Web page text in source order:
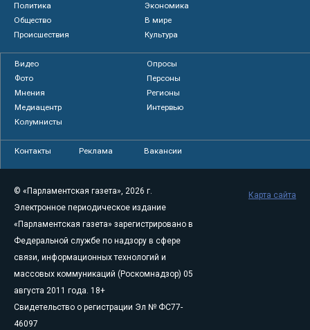
Политика
Экономика
Общество
В мире
Происшествия
Культура
Видео
Опросы
Фото
Персоны
Мнения
Регионы
Медиацентр
Интервью
Колумнисты
Контакты Реклама Вакансии
© «Парламентская газета», 2026 г.
Электронное периодическое издание
«Парламентская газета» зарегистрировано в
Федеральной службе по надзору в сфере
связи, информационных технологий и
массовых коммуникаций (Роскомнадзор) 05
августа 2011 года. 18+
Свидетельство о регистрации Эл № ФС77-
46097
Карта сайта